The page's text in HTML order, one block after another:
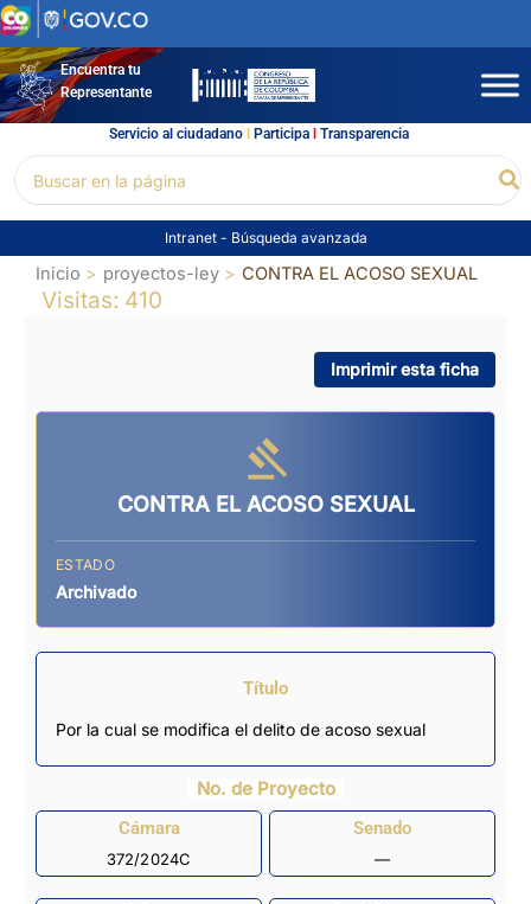
Ir
al
contenidoEncuentra tu
Representante
Servicio al ciudadano l Participal Transparencia
por:
Intranet - Búsqueda avanzada
Inicio proyectos-ley CONTRA EL ACOSO SEXUAL
Visitas: 410
Imprimir esta ficha
CONTRA EL ACOSO SEXUAL
ESTADO
Archivado
Título
Por la cual se modifica el delito de acoso sexual
No. de Proyecto
Cámara
372/2024C
Senado
—